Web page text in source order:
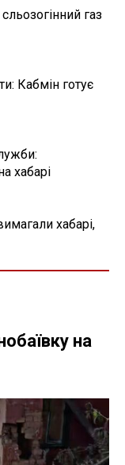
газ
Кабмін готує
хабарі
хабарі,
на